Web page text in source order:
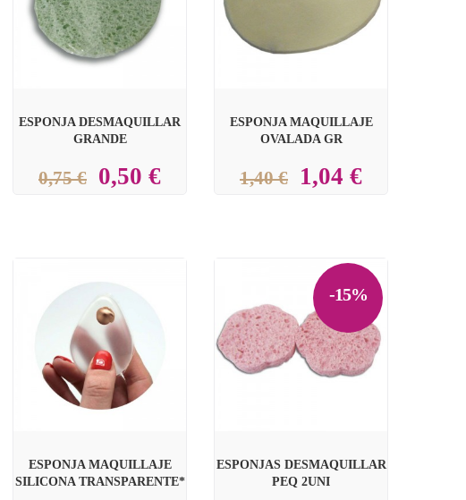
ESPONJA DESMAQUILLAR
GRANDE
0,75 € 0,50 €
ESPONJA MAQUILLAJE
OVALADA GR
1,40 € 1,04 €

ESPONJA MAQUILLAJE
SILICONA TRANSPARENTE*
-15%
ESPONJAS DESMAQUILLAR
PEQ 2UNI